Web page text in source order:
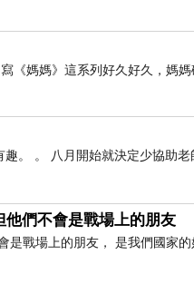
《媽媽》這系列好久好久，媽
。 。 八月開始就決定少協助
們不會是戰場上的朋友
是戰場上的朋友， 是我們國家